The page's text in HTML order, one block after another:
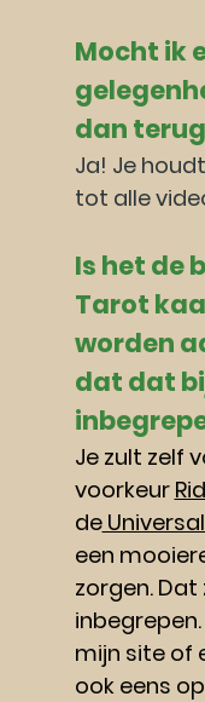
Mocht ik
dan
Ja! Je
tot alle
Is het de
Tarot
worden
dat dat
Je zult zelf
voorkeur
de
een
zorgen. Dat
mijn site of
ook eens